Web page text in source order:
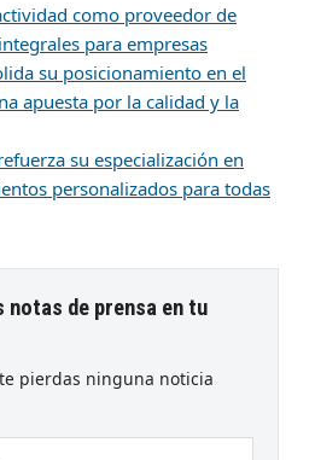
como proveedor de
para empresas
su posicionamiento en el
apuesta por la calidad y la
su especialización en
personalizados para todas
notas de prensa en tu
pierdas ninguna noticia